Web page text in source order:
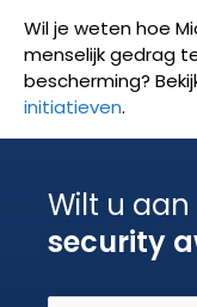
Wil je weten hoe
menselijk gedrag
bescherming?
initiatieven.
Wilt u
security